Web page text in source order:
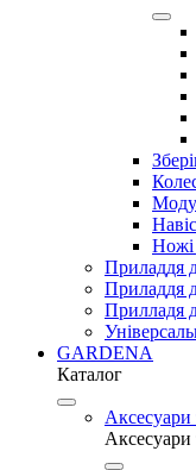
Ножі
Приладдя
Приладдя
Прилладя
GARDENA
Каталог
Аксесуари
Аксесуари